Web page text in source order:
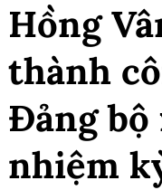
Hồng
thành
Đảng
nhiệm